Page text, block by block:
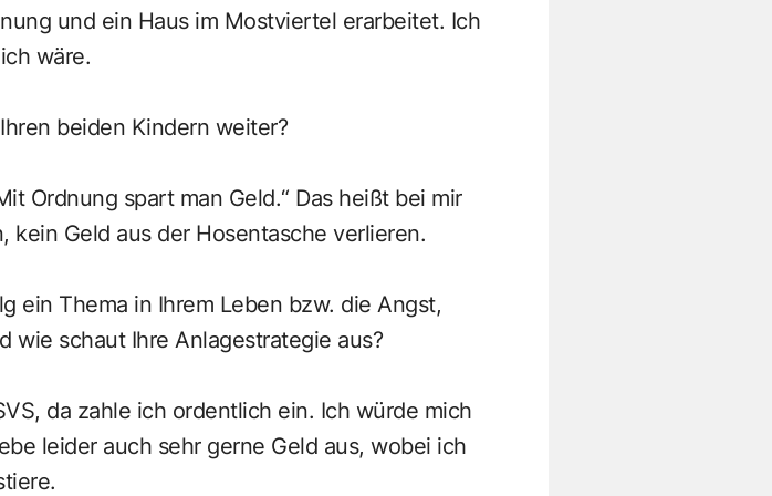
und ein Haus im Mostviertel erarbeitet. Ich
wäre.
beiden Kindern weiter?
Ordnung spart man Geld.“ Das heißt bei mir
Geld aus der Hosentasche verlieren.
ein Thema in Ihrem Leben bzw. die Angst,
wie schaut Ihre Anlagestrategie aus?
da zahle ich ordentlich ein. Ich würde mich
leider auch sehr gerne Geld aus, wobei ich